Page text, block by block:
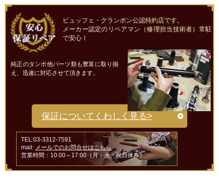
ビュッフェ・クランポン公認特約店です。
メーカー認定のリペアマン（修理担当技術者）常駐
で安心！
純正のタンポ他パーツ類も豊富に取り揃
え、迅速に対応させて頂きます。
保証についてくわしく見る>
TEL:03-3312-7591
mail: メールでのお問合せはこちら
営業時間：10:00～17:00（月・火・祝日休み）